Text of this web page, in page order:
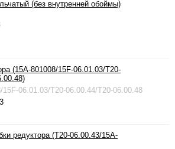
(без внутренней обоймы)
(15A-801008/15F-06.01.03/T20-
15F-06.01.03/T20-06.00.44/T20-06.00.48
редуктора (T20-06.00.43/15A-